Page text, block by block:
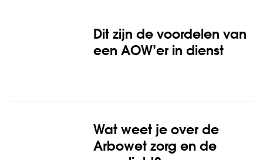
Dit zijn de voordelen van
een AOW’er in dienst
Wat weet je over de
Arbowet zorg en de